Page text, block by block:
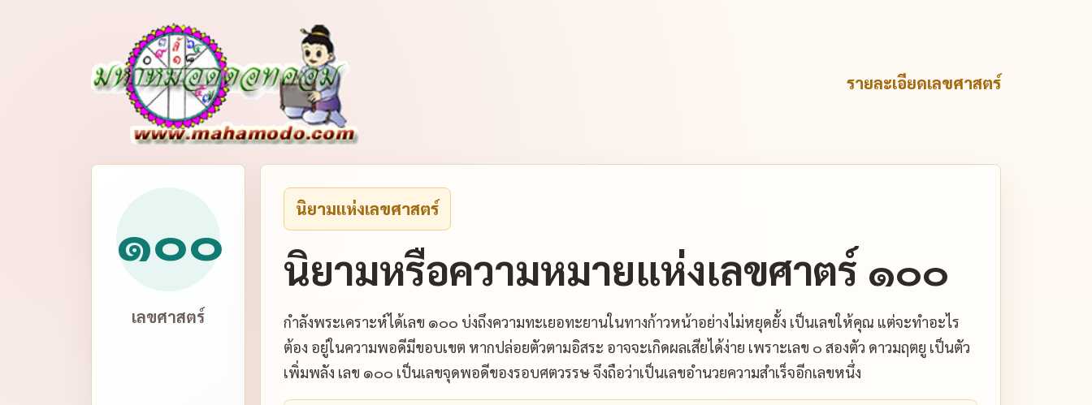
รายละเอียดเลขศาสตร์
๑๐๐
เลขศาสตร์
นิยามแห่งเลขศาสตร์
นิยามหรือความหมายแห่งเลขศาตร์ ๑๐๐
กำลังพระเคราะห์ได้เลข ๑๐๐ บ่งถึงความทะเยอทะยานในทางก้าวหน้าอย่างไม่หยุดยั้ง เป็นเลขให้คุณ แต่จะทำอะไร
ต้อง อยู่ในความพอดีมีขอบเขต หากปล่อยตัวตามอิสระ อาจจะเกิดผลเสียได้ง่าย เพราะเลข ๐ สองตัว ดาวมฤตยู เป็นตัว
เพิ่มพลัง เลข ๑๐๐ เป็นเลขจุดพอดีของรอบศตวรรษ จึงถือว่าเป็นเลขอำนวยความสำเร็จอีกเลขหนึ่ง